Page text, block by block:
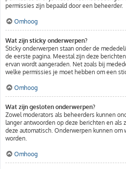
permissies zijn bepaald door een beheerder.
Omhoog
Wat zijn sticky onderwerpen?
Sticky onderwerpen staan onder de
de eerste pagina. Meestal zijn deze
ervan wordt aangeraden. Net zoals bij
welke permissies je moet hebben om een
Omhoog
Wat zijn gesloten onderwerpen?
Zowel moderators als beheerders kunnen
langer antwoorden op deze berichten en als
deze automatisch. Onderwerpen kunnen
worden.
Omhoog